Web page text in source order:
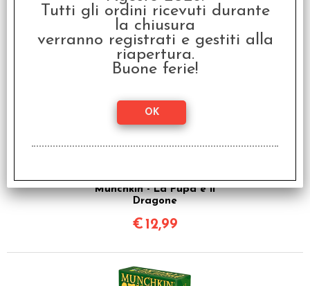
prodotto, hanno scelto anche questi
articoli
Munchkin - La Pupa e il
Dragone
€ 12,99
Tutti gli ordini ricevuti durante
la chiusura
verranno registrati e gestiti alla
riapertura.
Buone ferie!